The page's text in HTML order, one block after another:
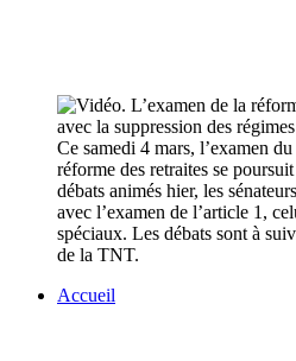
Ce samedi 4 mars, l’examen
réforme des retraites se
débats animés hier, les
avec l’examen de l’article 1,
spéciaux. Les débats sont à
de la TNT.
Accueil